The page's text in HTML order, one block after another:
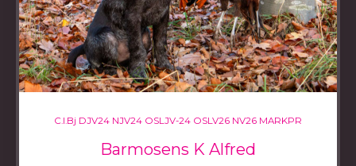
C.I.Bj DJV24 NJV24 OSLJV-24 OSLV26 NV26 MARKPR
Barmosens K Alfred